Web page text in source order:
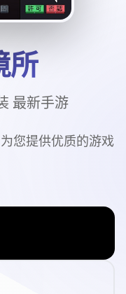
所
最新手游
您提供优质的游戏